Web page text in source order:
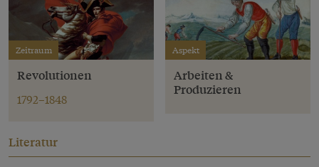
Zeitraum
Revolutionen
1792–1848
Aspekt
Arbeiten &
Produzieren
Literatur